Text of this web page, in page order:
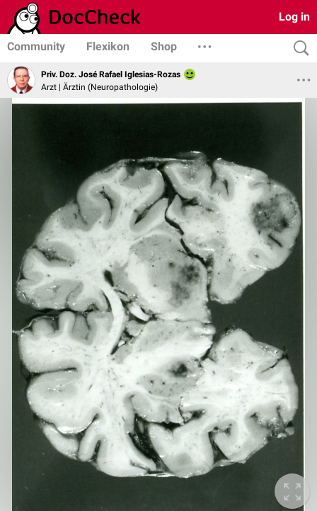
Log in
Community Flexikon Shop
Priv. Doz. José Rafael Iglesias-Rozas
Arzt | Ärztin (Neuropathologie)